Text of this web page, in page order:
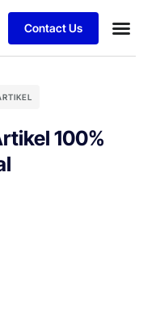
Contact Us
100%